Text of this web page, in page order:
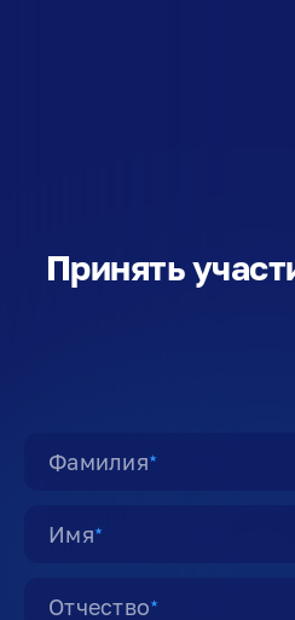
Принять
Фамилия ★
Имя ★
Отчество ★